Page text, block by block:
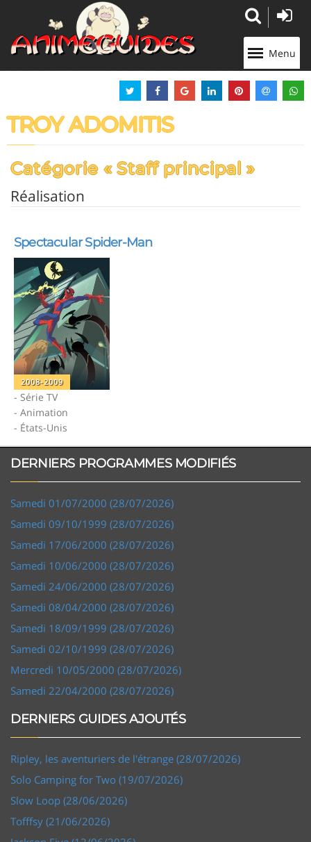
Menu
TROY ADOMITIS
Catégorie « Staff principal »
Réalisation
Spectacular Spider-Man
2008-2009
- Série TV
- Animation
- États-Unis
DERNIERS PROGRAMMES MODIFIÉS
Samedi 01/07/2000 (28/07/2026)
Samedi 09/10/1999 (28/07/2026)
Samedi 17/06/2000 (28/07/2026)
Samedi 10/06/2000 (28/07/2026)
Samedi 24/06/2000 (28/07/2026)
Samedi 08/04/2000 (28/07/2026)
Samedi 18/09/1999 (28/07/2026)
Samedi 02/10/1999 (28/07/2026)
Mercredi 10/05/2000 (28/07/2026)
Samedi 22/04/2000 (28/07/2026)
DERNIERS GUIDES AJOUTÉS
Ripley, les aventuriers de l'étrange (28/07/2026)
Solo Camping for Two (19/07/2026)
Slow Loop (28/06/2026)
Tofffsy (21/06/2026)
Panneau de gestion des cookies